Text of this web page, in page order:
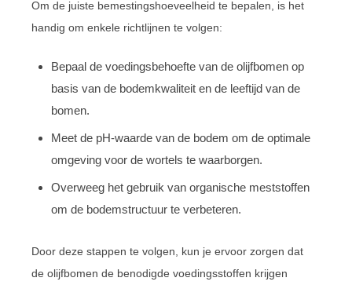
Om de juiste bemestingshoeveelheid te bepalen, is het
handig om enkele richtlijnen te volgen:
Bepaal de voedingsbehoefte van de olijfbomen op
basis van de bodemkwaliteit en de leeftijd van de
bomen.
Meet de pH-waarde van de bodem om de optimale
omgeving voor de wortels te waarborgen.
Overweeg het gebruik van organische meststoffen
om de bodemstructuur te verbeteren.
Door deze stappen te volgen, kun je ervoor zorgen dat
de olijfbomen de benodigde voedingsstoffen krijgen